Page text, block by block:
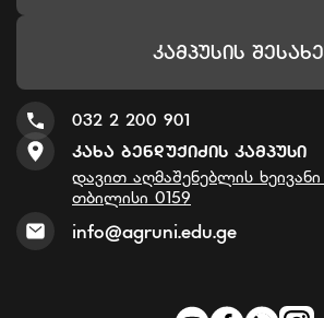
Კამპუსის
032 2 200 901
Კახა Ბენდუქიძის Კამპუსი
დავით აღმაშენებლის
თბილისი 0159
info@agruni.edu.ge